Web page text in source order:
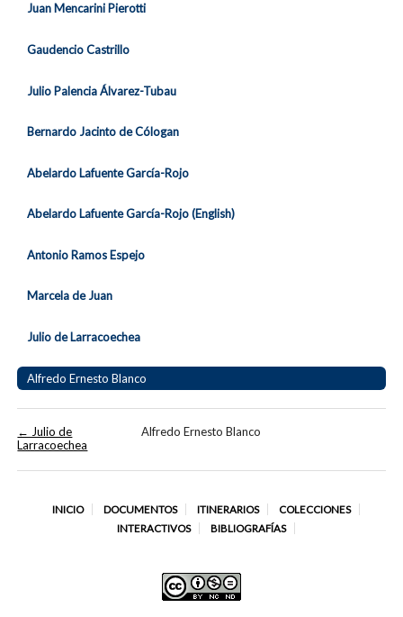
Juan Mencarini Pierotti
Gaudencio Castrillo
Julio Palencia Álvarez-Tubau
Bernardo Jacinto de Cólogan
Abelardo Lafuente García-Rojo
Abelardo Lafuente García-Rojo (English)
Antonio Ramos Espejo
Marcela de Juan
Julio de Larracoechea
Alfredo Ernesto Blanco
← Julio de
Larracoechea
Alfredo Ernesto Blanco
INICIO DOCUMENTOS ITINERARIOS
COLECCIONES
INTERACTIVOS
BIBLIOGRAFÍAS